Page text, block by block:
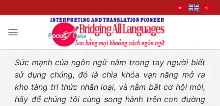
Sức mạnh của ngôn ngữ nằm trong tay người biết
sử dụng chúng, đó là chìa khóa vạn năng mở ra
kho tàng tri thức nhân loại, và nắm bắt cơ hội mới,
hãy để chúng tôi cùng song hành trên con đường